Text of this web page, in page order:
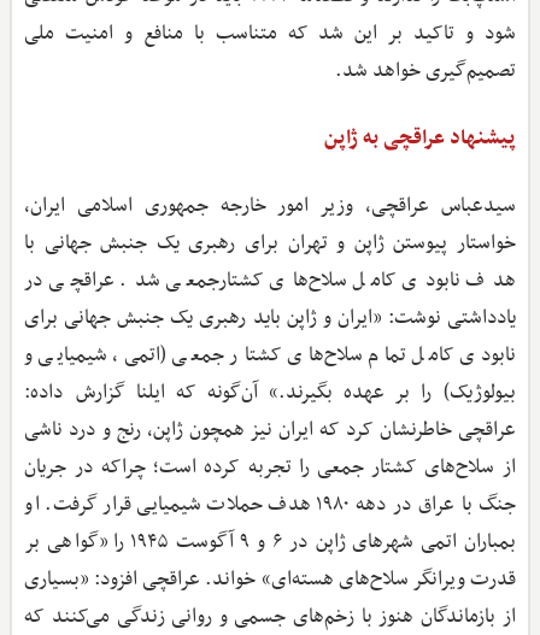
شود و تاکید بر این شد که متناسب با منافع و امنیت ملی
تصمیم‌گیری خواهد شد.
پیشنهاد عراقچی به ژاپن
سیدعباس عراقچی، وزیر امور خارجه جمهوری اسلامی ایران،
خواستار پیوستن ژاپن و تهران برای رهبری یک جنبش جهانی با
هدف نابودی کامل سلاح‌های کشتارجمعی شد. عراقچی در
یادداشتی نوشت: «ایران و ژاپن باید رهبری یک جنبش جهانی برای
نابودی کامل تمام سلاح‌های کشتار جمعی (اتمی، شیمیایی و
بیولوژیک) را بر عهده بگیرند.» آن‌گونه که ایلنا گزارش داده:
عراقچی خاطرنشان کرد که ایران نیز همچون ژاپن، رنج و درد ناشی
از سلاح‌های کشتار جمعی را تجربه کرده است؛ چراکه در جریان
جنگ با عراق در دهه ۱۹۸۰ هدف حملات شیمیایی قرار گرفت. او
بمباران اتمی شهرهای ژاپن در ۶ و ۹ آگوست ۱۹۴۵ را «گواهی بر
قدرت ویرانگر سلاح‌های هسته‌ای» خواند. عراقچی افزود: «بسیاری
از بازماندگان هنوز با زخم‌های جسمی و روانی زندگی می‌کنند که